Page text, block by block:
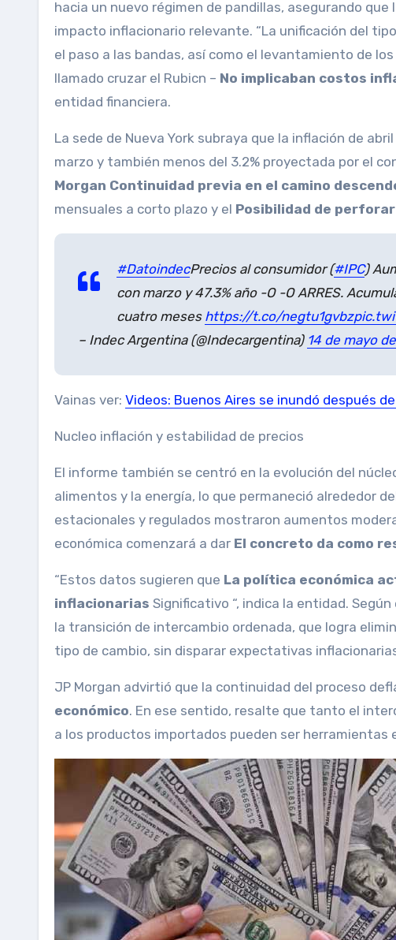
hacia un nuevo régimen de pandillas, asegurando
impacto inflacionario relevante. “La unificación del
el paso a las bandas, así como el levantamiento de
llamado cruzar el Rubicn – No implicaban costos
entidad financiera.
La sede de Nueva York subraya que la inflación de
marzo y también menos del 3.2% proyectada por el
Morgan Continuidad previa en el camino
mensuales a corto plazo y el Posibilidad de
#DatoindecPrecios al consumidor (#IPC)
con marzo y 47.3% año -O -O ARRES.
cuatro meses https://t.co/negtu1gvbz
– Indec Argentina (@Indecargentina) 14 de mayo
Vainas ver: Videos: Buenos Aires se inundó después
Nucleo inflación y estabilidad de precios
El informe también se centró en la evolución del
alimentos y la energía, lo que permaneció alrededor
estacionales y regulados mostraron aumentos
económica comenzará a dar El concreto da como
“Estos datos sugieren que La política económica
inflacionarias Significativo “, indica la entidad.
la transición de intercambio ordenada, que logra
tipo de cambio, sin disparar expectativas
JP Morgan advirtió que la continuidad del proceso
económico. En ese sentido, resalte que tanto el
a los productos importados pueden ser